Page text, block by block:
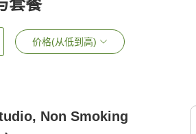
套餐
价格(从低到高)
Non Smoking